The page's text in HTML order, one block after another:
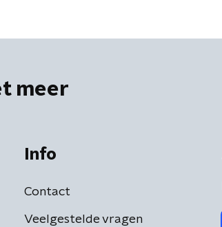
meer
Info
Contact
Veelgestelde vragen